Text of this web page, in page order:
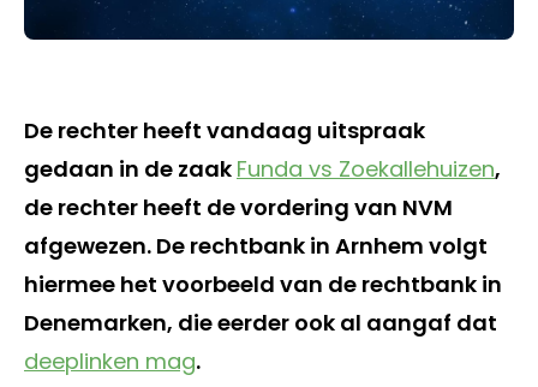
De rechter heeft vandaag uitspraak
gedaan in de zaak Funda vs Zoekallehuizen,
de rechter heeft de vordering van NVM
afgewezen. De rechtbank in Arnhem volgt
hiermee het voorbeeld van de rechtbank in
Denemarken, die eerder ook al aangaf dat
deeplinken mag.